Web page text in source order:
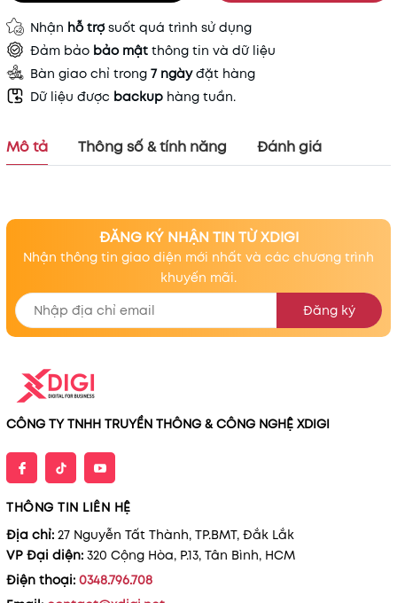
Nhận hỗ trợsuốt quá trình sử dụng
Đảm bảo bảo mật thông tin và dữ liệu
Bàn giao chỉ trong 7 ngàyđặt hàng
Dữ liệu được backup hàng tuần.
Mô tả Thông số & tính năng Đánh giá
ĐĂNG KÝ NHẬN TIN TỪ XDIGI
Nhận thông tin giao diện mới nhất và các chương trình
khuyến mãi.
Đăng ký
CÔNG TY TNHH TRUYỀN THÔNG & CÔNG NGHỆ XDIGI
THÔNG TIN LIÊN HỆ
Địa chỉ: 27 Nguyễn Tất Thành, TP.BMT, Đắk Lắk
VP Đại diện: 320 Cộng Hòa, P.13, Tân Bình, HCM
Điện thoại: 0348.796.708